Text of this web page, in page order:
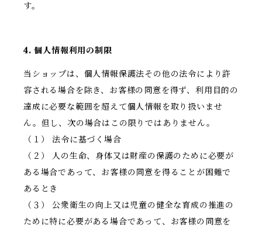
す。
4. 個人情報利用の制限
当ショップは、個人情報保護法その他の法令により許
容される場合を除き、お客様の同意を得ず、利用目的の
達成に必要な範囲を超えて個人情報を取り扱いませ
ん。但し、次の場合はこの限りではありません。
（１） 法令に基づく場合
（２） 人の生命、身体又は財産の保護のために必要が
ある場合であって、お客様の同意を得ることが困難で
あるとき
（３） 公衆衛生の向上又は児童の健全な育成の推進の
ために特に必要がある場合であって、お客様の同意を